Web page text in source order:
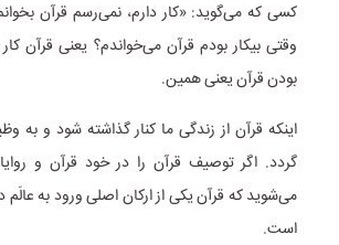
کسی که می‌گوید: «کار دارم، نمی‌رسم قرآن
وقتی بیکار بودم قرآن می‌خواندم؟ یعنی قرآن
بودن قرآن یعنی همین.
اینکه قرآن از زندگی ما کنار گذاشته شود و به
گردد. اگر توصیف قرآن را در خود قرآن و
می‌شوید که قرآن یکی از ارکان اصلی ورود به
است.